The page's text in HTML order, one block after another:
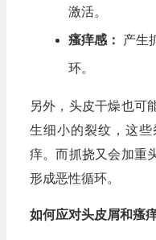
激活。
瘙痒感： 产生
环。
另外，头皮干燥也可
生细小的裂纹，这
痒。而抓挠又会加重
形成恶性循环。
如何应对头皮屑和瘙